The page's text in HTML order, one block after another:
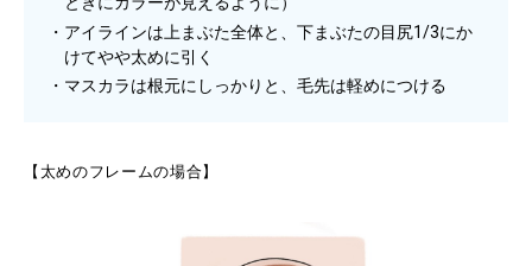
アイラインは上まぶた全体と、下まぶたの目尻1/3にか
けてやや太めに引く
マスカラは根元にしっかりと、毛先は軽めにつける
【太めのフレームの場合】